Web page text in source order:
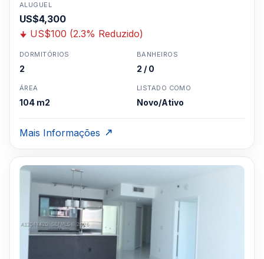
ALUGUEL
US$4,300
US$100 (2.3% Reduzido)
DORMITÓRIOS
2
BANHEIROS
2 / 0
ÁREA
104 m2
LISTADO COMO
Novo/Ativo
Mais Informações